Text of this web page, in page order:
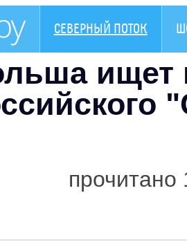
СЕВЕРНЫЙ ПОТОК
ищет
прочитано